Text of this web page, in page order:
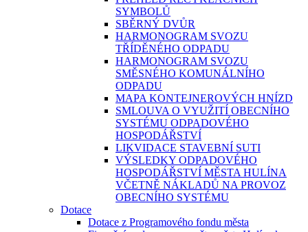
SYMBOLŮ
SBĚRNÝ DVŮR
HARMONOGRAM SVOZU
TŘÍDĚNÉHO ODPADU
HARMONOGRAM SVOZU
SMĚSNÉHO KOMUNÁLNÍHO
ODPADU
MAPA KONTEJNEROVÝCH HNÍZD
SMLOUVA O VYUŽITÍ OBECNÍHO
SYSTÉMU ODPADOVÉHO
HOSPODÁŘSTVÍ
LIKVIDACE STAVEBNÍ SUTI
VÝSLEDKY ODPADOVÉHO
HOSPODÁŘSTVÍ MĚSTA HULÍNA
VČETNĚ NÁKLADŮ NA PROVOZ
OBECNÍHO SYSTÉMU
Dotace
Dotace z Programového fondu města